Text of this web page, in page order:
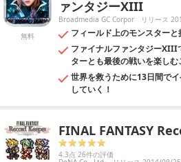
無料
ァンタジーXIII
Broadmedia GC Corpor リリース
フィールド上のモンスターと
ファイナルファンタジーXIII
ターとも最後の戦いを楽しむ
世界を救うために13日間で
していく！
FINAL FANTASY
4.3点 26件の評価